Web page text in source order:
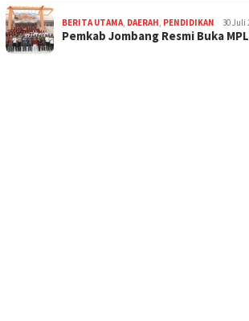
BERITA UTAMA, DAERAH, PENDIDIKAN 30 Juli
Pemkab Jombang Resmi Buka